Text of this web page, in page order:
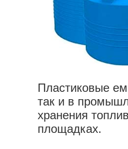
Пластиковые
так и в
хранения
площадках.